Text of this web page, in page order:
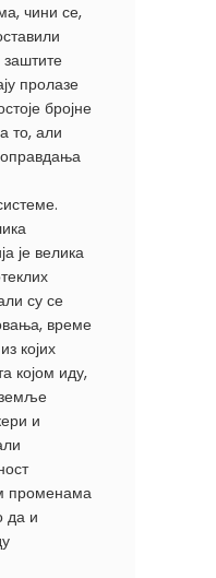
чини се,
заштите
пролазе
бројне
то, али
је велика
су се
време
којих
којом иду,
и
променама
да и